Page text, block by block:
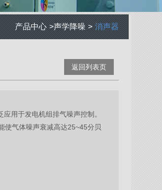
产品中心 >声学降噪 > 消声器
返回列表页
用于发电机组排气噪声控制。
使气体噪声衰减高达25~45分贝